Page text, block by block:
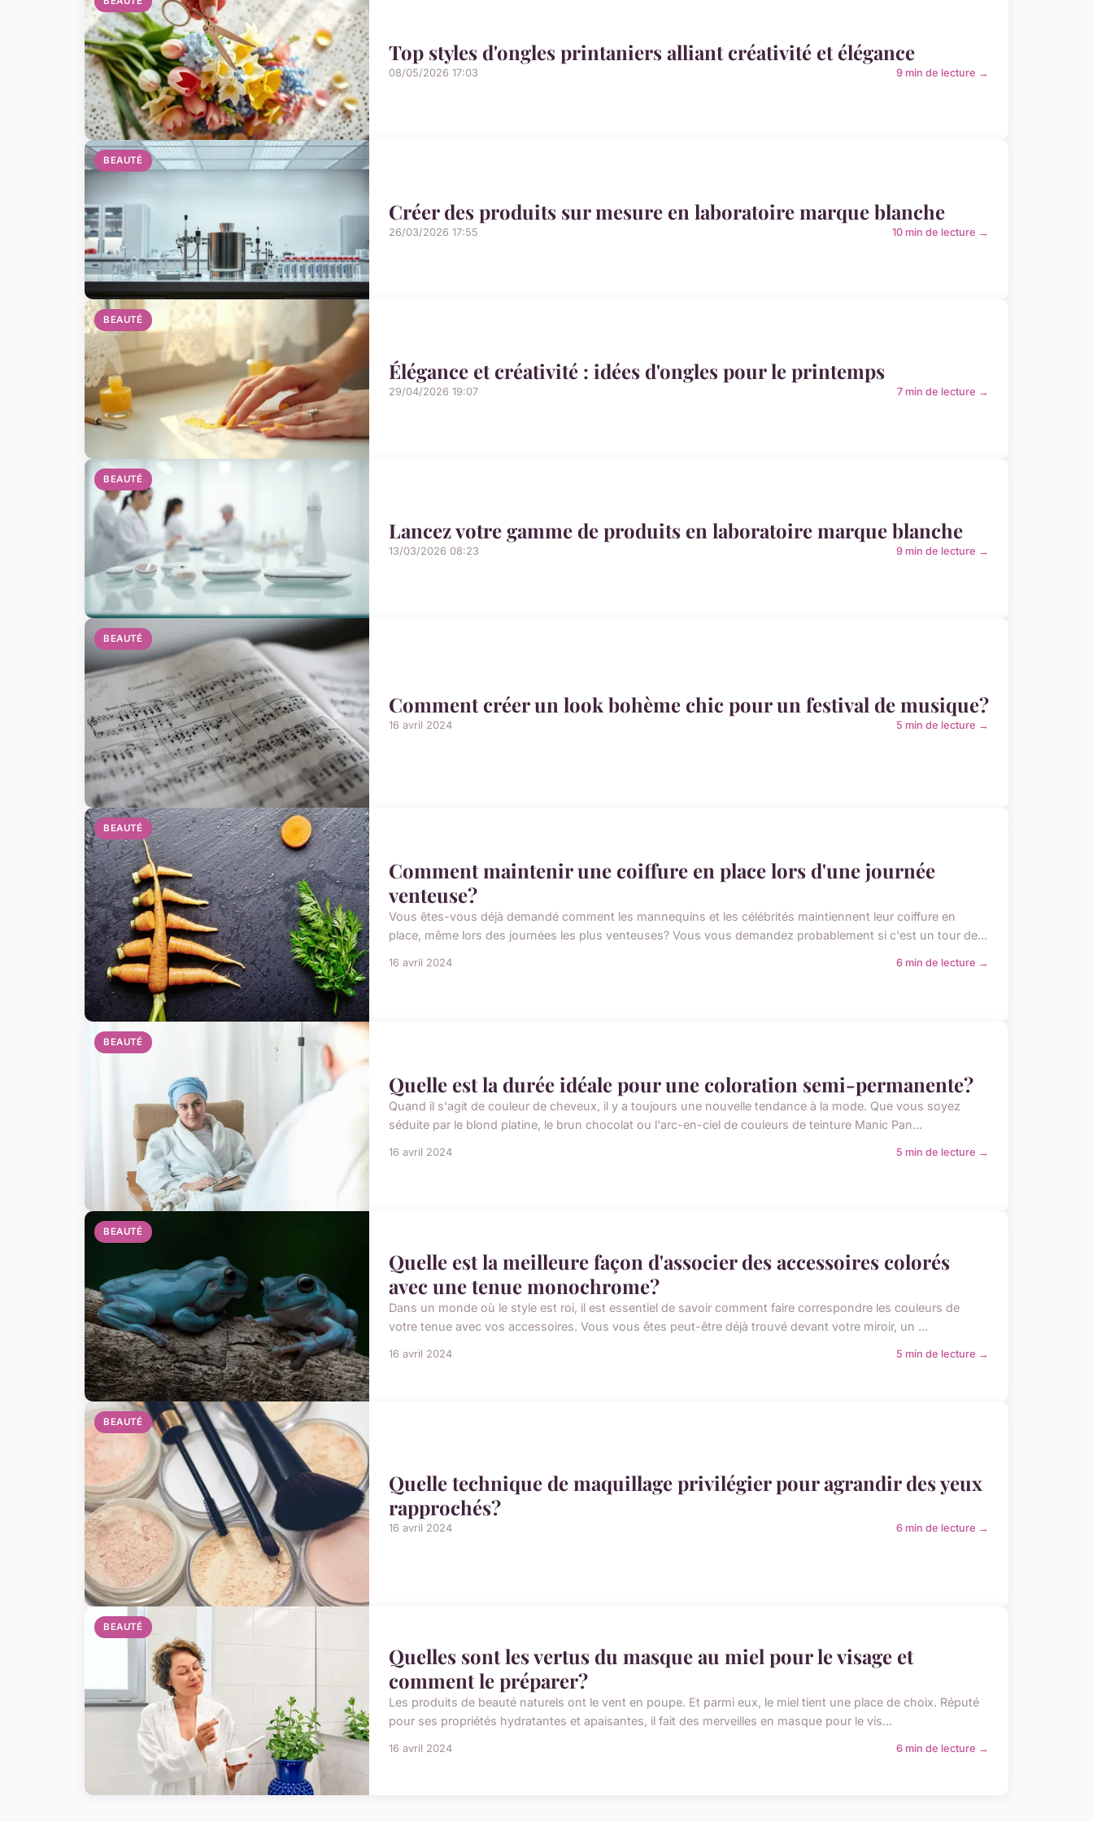
Top styles d'ongles printaniers alliant créativité et élégance
08/05/2026 17:03 9 min de lecture →
BEAUTÉ
Créer des produits sur mesure en laboratoire marque blanche
26/03/2026 17:55 10 min de lecture →
BEAUTÉ
Élégance et créativité : idées d'ongles pour le printemps
29/04/2026 19:07 7 min de lecture →
BEAUTÉ
Lancez votre gamme de produits en laboratoire marque blanche
13/03/2026 08:23 9 min de lecture →
BEAUTÉ
Comment créer un look bohème chic pour un festival de musique?
16 avril 2024 5 min de lecture →
BEAUTÉ
Comment maintenir une coiffure en place lors d'une journée
venteuse?
Vous êtes-vous déjà demandé comment les mannequins et les célébrités maintiennent leur coiffure en
place, même lors des journées les plus venteuses? Vous vous demandez probablement si c'est un tour de...
16 avril 2024 6 min de lecture →
BEAUTÉ
Quelle est la durée idéale pour une coloration semi-permanente?
Quand il s'agit de couleur de cheveux, il y a toujours une nouvelle tendance à la mode. Que vous soyez
séduite par le blond platine, le brun chocolat ou l'arc-en-ciel de couleurs de teinture Manic Pan...
16 avril 2024 5 min de lecture →
BEAUTÉ
Quelle est la meilleure façon d'associer des accessoires colorés
avec une tenue monochrome?
Dans un monde où le style est roi, il est essentiel de savoir comment faire correspondre les couleurs de
votre tenue avec vos accessoires. Vous vous êtes peut-être déjà trouvé devant votre miroir, un ...
16 avril 2024 5 min de lecture →
BEAUTÉ
Quelle technique de maquillage privilégier pour agrandir des yeux
rapprochés?
16 avril 2024 6 min de lecture →
BEAUTÉ
Quelles sont les vertus du masque au miel pour le visage et
comment le préparer?
Les produits de beauté naturels ont le vent en poupe. Et parmi eux, le miel tient une place de choix. Réputé
pour ses propriétés hydratantes et apaisantes, il fait des merveilles en masque pour le vis...
16 avril 2024 6 min de lecture →